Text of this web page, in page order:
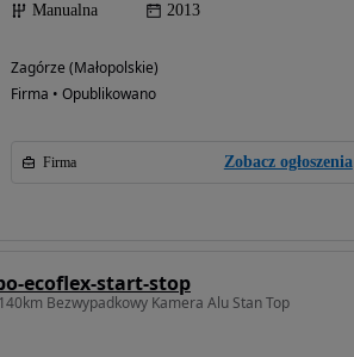
Manualna
2013
Zagórze (Małopolskie)
Firma • Opublikowano
Firma Zobacz ogłoszenia
ecoflex-start-stop
Bezwypadkowy Kamera Alu Stan Top